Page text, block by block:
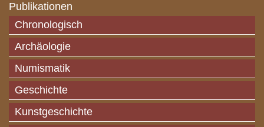
Publikationen
Chronologisch
Archäologie
Numismatik
Geschichte
Kunstgeschichte